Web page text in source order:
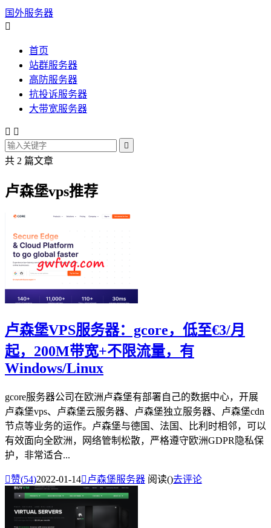
国外服务器

首页
站群服务器
高防服务器
抗投诉服务器
大带宽服务器
 

共 2 篇文章
卢森堡vps推荐
卢森堡VPS服务器：gcore，低至€3/月
起，200M带宽+不限流量，有
Windows/Linux
gcore服务器公司在欧洲卢森堡有部署自己的数据中心，开展
卢森堡vps、卢森堡云服务器、卢森堡独立服务器、卢森堡cdn
节点等业务的运作。卢森堡与德国、法国、比利时相邻，可以
有效面向全欧洲，网络管制松散，严格遵守欧洲GDPR隐私保
护，非常适合...
赞(54)2022-01-14 卢森堡服务器 阅读()去评论